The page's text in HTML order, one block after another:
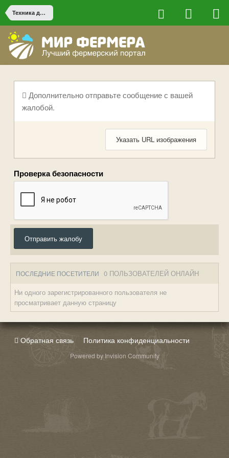
Техника для небольших фермерских хозяйств
Дополнительно отправьте сообщение с вашей
жалобой.
Указать URL изображения
Проверка безопасности
Отправить жалобу
ПОСЛЕДНИЕ ПОСЕТИТЕЛИ 0 ПОЛЬЗОВАТЕЛЕЙ ОНЛАЙН
Ни одного зарегистрированного пользователя не
просматривает данную страницу
Обратная связь Политика конфиденциальности
Powered by Invision Community